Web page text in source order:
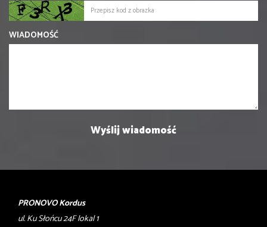
WIADOMOŚĆ
PRONOVO Kordus
ul. Ku Słońcu 24F lokal 1